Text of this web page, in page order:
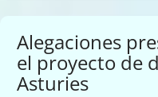
Alegaciones
el proyecto de
Asturies